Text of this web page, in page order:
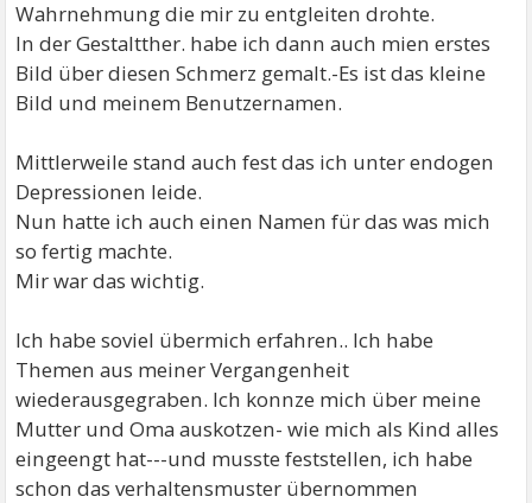
Wahrnehmung die mir zu entgleiten drohte.
In der Gestaltther. habe ich dann auch mien erstes
Bild über diesen Schmerz gemalt.-Es ist das kleine
Bild und meinem Benutzernamen.
Mittlerweile stand auch fest das ich unter endogen
Depressionen leide.
Nun hatte ich auch einen Namen für das was mich
so fertig machte.
Mir war das wichtig.
Ich habe soviel übermich erfahren.. Ich habe
Themen aus meiner Vergangenheit
wiederausgegraben. Ich konnze mich über meine
Mutter und Oma auskotzen- wie mich als Kind alles
eingeengt hat---und musste feststellen, ich habe
schon das verhaltensmuster übernommen